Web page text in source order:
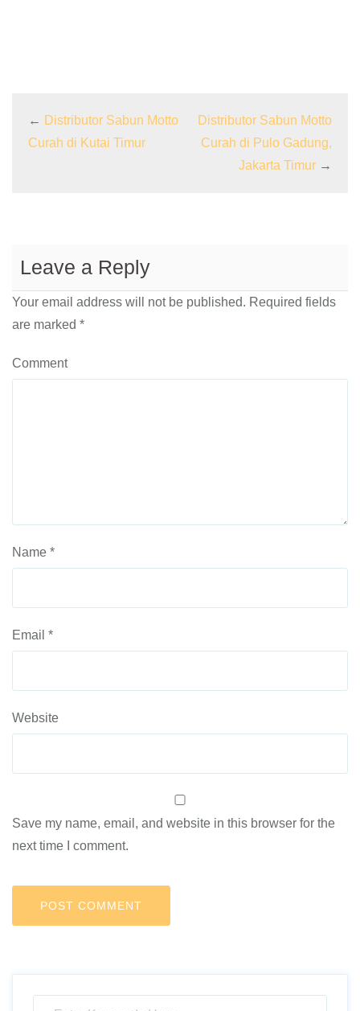
← Distributor Sabun Motto
Curah di Kutai Timur
Distributor Sabun Motto
Curah di Pulo Gadung,
Jakarta Timur →
Leave a Reply
Your email address will not be published. Required fields
are marked *
Comment
Name *
Email *
Website
Save my name, email, and website in this browser for the
next time I comment.